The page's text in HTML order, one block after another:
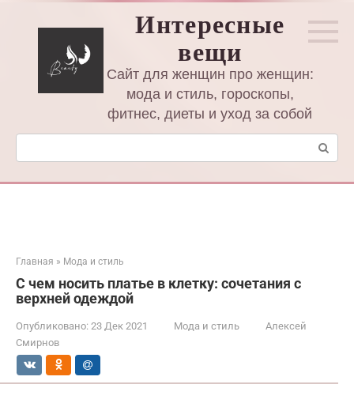
Интересные
вещи
Сайт для женщин про женщин:
мода и стиль, гороскопы,
фитнес, диеты и уход за собой
Поиск:
Главная » Мода и стиль
С чем носить платье в клетку: сочетания с
верхней одеждой
Опубликовано: 23 Дек 2021 Мода и стиль
Алексей
Смирнов